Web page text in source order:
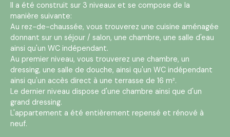
Il a été construit sur 3 niveaux et se compose de la
manière suivante:
Au rez-de-chaussée, vous trouverez une cuisine aménagée
donnant sur un séjour / salon, une chambre, une salle d'eau
ainsi qu'un WC indépendant.
Au premier niveau, vous trouverez une chambre, un
dressing, une salle de douche, ainsi qu'un WC indépendant
ainsi qu'un accès direct à une terrasse de 16 m².
Le dernier niveau dispose d'une chambre ainsi que d'un
grand dressing.
L'appartement a été entièrement repensé et rénové à
neuf.